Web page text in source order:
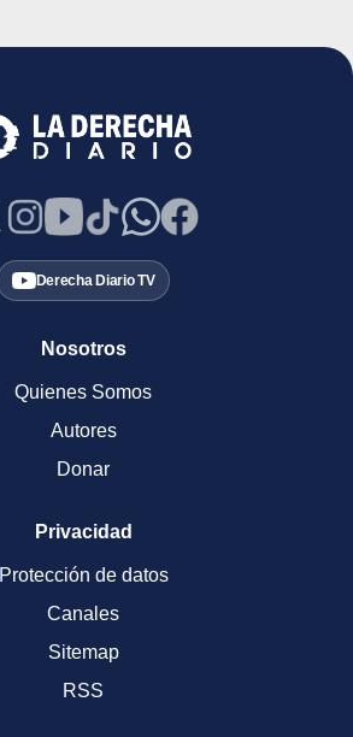
Derecha Diario TV
Nosotros
Quienes Somos
Autores
Donar
Privacidad
Protección de datos
Canales
Sitemap
RSS